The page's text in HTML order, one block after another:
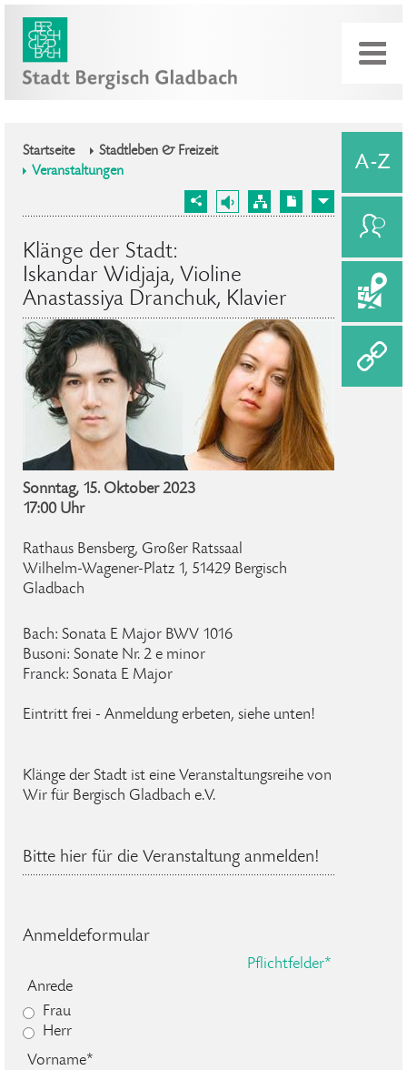
Startseite
Stadtleben & Freizeit
Veranstaltungen
Klänge der Stadt:
Iskandar Widjaja, Violine
Anastassiya Dranchuk, Klavier
Sonntag, 15. Oktober 2023
17:00 Uhr
Rathaus Bensberg, Großer Ratssaal
Wilhelm-Wagener-Platz 1, 51429 Bergisch
Gladbach
Bach: Sonata E Major BWV 1016
Busoni: Sonate Nr. 2 e minor
Franck: Sonata E Major
Eintritt frei - Anmeldung erbeten, siehe unten!
Klänge der Stadt ist eine Veranstaltungsreihe von
Wir für Bergisch Gladbach e.V.
Bitte hier für die Veranstaltung anmelden!
Anmeldeformular
Pflichtfelder*
Anrede
Frau
Herr
Vorname*